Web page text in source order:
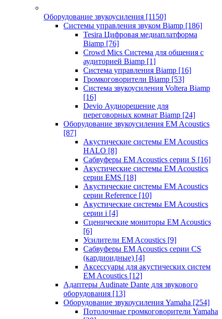
Оборудование звукоусиления [1150]
Системы управления звуком Biamp [186]
Tesira Цифровая медиаплатформа
Biamp [76]
Crowd Mics Система для общения с
аудиторией Biamp [1]
Система управления Biamp [16]
Громкоговорители Biamp [53]
Система звукоусиления Voltera Biamp
[16]
Devio Аудиорешение для
переговорных комнат Biamp [24]
Оборудование звукоусиления EM Acoustics
[87]
Акустические системы EM Acoustics
HALO [8]
Сабвуферы EM Acoustics серии S [16]
Акустические системы EM Acoustics
серии EMS [18]
Акустические системы EM Acoustics
серии Reference [10]
Акустические системы EM Acoustics
серии i [4]
Сценические мониторы EM Acoustics
[6]
Усилители EM Acoustics [9]
Сабвуферы EM Acoustics серии CS
(кардиоидные) [4]
Аксессуары для акустических систем
EM Acoustics [12]
Адаптеры Audinate Dante для звукового
оборудования [13]
Оборудование звукоусиления Yamaha [254]
Потолочные громкоговорители Yamaha